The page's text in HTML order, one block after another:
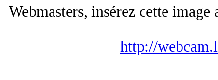
Webmasters, insérez cette
http://